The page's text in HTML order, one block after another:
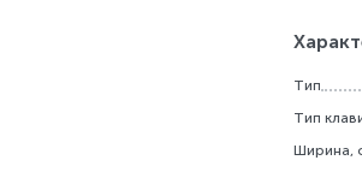
Тип
Тип
Ширина,